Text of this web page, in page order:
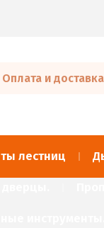
Оплата и доставка
лестниц